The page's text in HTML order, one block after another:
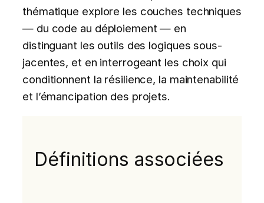
thématique explore les couches techniques
— du code au déploiement — en
distinguant les outils des logiques sous-
jacentes, et en interrogeant les choix qui
conditionnent la résilience, la maintenabilité
et l’émancipation des projets.
Définitions associées